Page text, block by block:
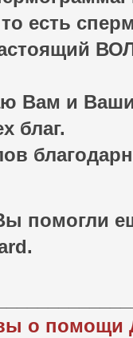
есть
Вам и
благ.
помогли
о помощи